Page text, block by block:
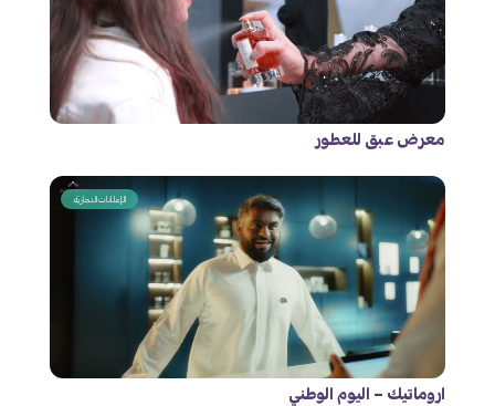
معرض عبق للعطور
الإعلانات التجارية
اروماتيك – اليوم الوطني